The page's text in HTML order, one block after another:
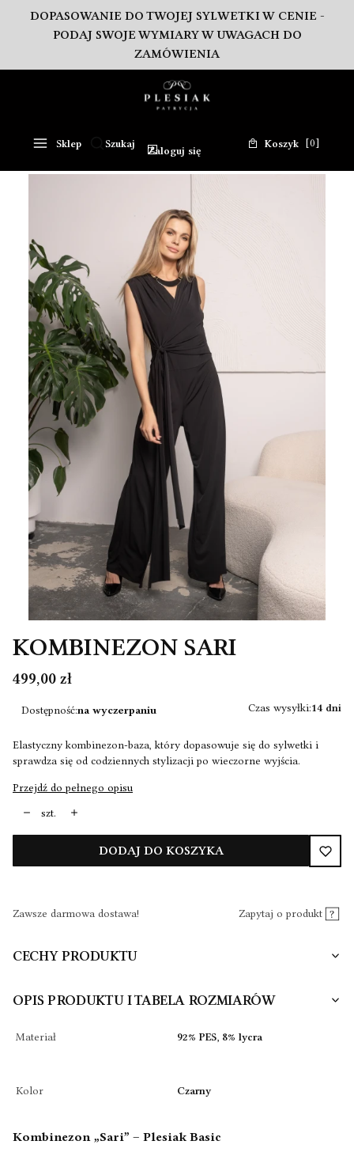
DOPASOWANIE DO TWOJEJ SYLWETKI W CENIE -
PODAJ SWOJE WYMIARY W UWAGACH DO
ZAMÓWIENIA
Sklep
Otwórz wyszukiwarkę
Szukaj
Zaloguj się
Produkty w
Koszyk
KOMBINEZON SARI
Cena
499,00 zł
Dostępność:na wyczerpaniu Czas wysyłki:14 dni
Elastyczny kombinezon-baza, który dopasowuje się do sylwetki i
sprawdza się od codziennych stylizacji po wieczorne wyjścia.
Przejdź do pełnego opisu
szt.
DODAJ DO KOSZYKA
Zawsze darmowa dostawa! Zapytaj o produkt
CECHY PRODUKTU
OPIS PRODUKTU I TABELA ROZMIARÓW
Materiał 92% PES, 8% lycra
Kolor Czarny
Kombinezon „Sari” – Plesiak Basic